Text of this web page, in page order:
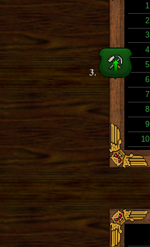
1.
2.
3.
4.
5.
6.
7.
8.
9.
10.